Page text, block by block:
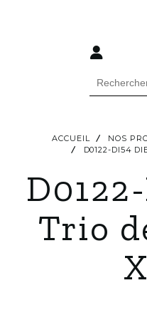
ACCUEIL NOS
D0122-DI54
Trio